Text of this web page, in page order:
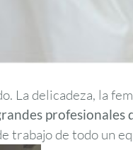
La delicadeza, la
profesionales
trabajo de todo un